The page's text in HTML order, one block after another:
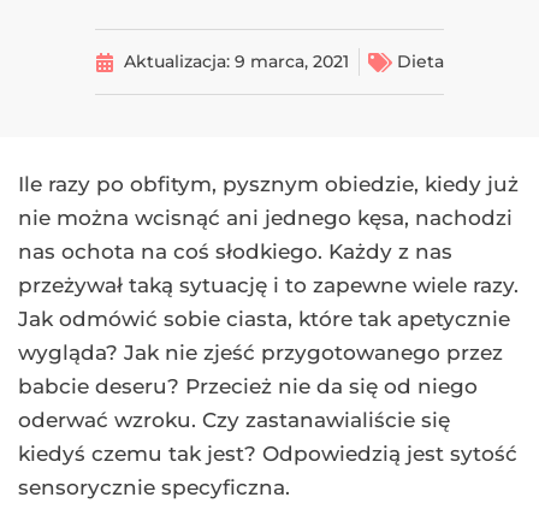
Aktualizacja: 9 marca, 2021 Dieta
Ile razy po obfitym, pysznym obiedzie, kiedy już
nie można wcisnąć ani jednego kęsa, nachodzi
nas ochota na coś słodkiego. Każdy z nas
przeżywał taką sytuację i to zapewne wiele razy.
Jak odmówić sobie ciasta, które tak apetycznie
wygląda? Jak nie zjeść przygotowanego przez
babcie deseru? Przecież nie da się od niego
oderwać wzroku. Czy zastanawialiście się
kiedyś czemu tak jest? Odpowiedzią jest sytość
sensorycznie specyficzna.